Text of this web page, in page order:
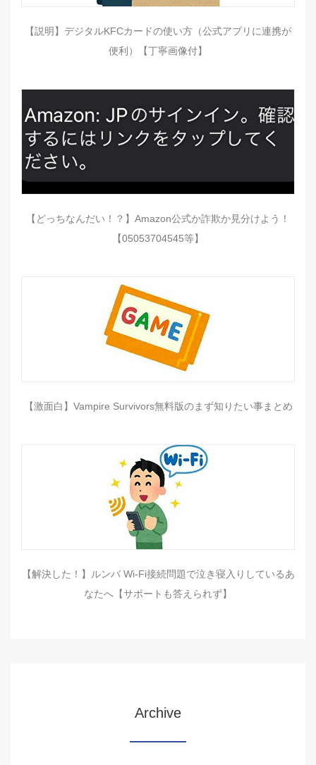
【説明】デジタルKFCカードの使い方（公式アプリに連携が
便利）【丁寧画像付】
【どっちなんだい！？】Amazon公式か詐欺か見分けよう！
【05053704545等】
【激面白】Vampire Survivors無料版のまず知りたい事まとめ
【解決した！】ルンバ Wi-Fi接続問題で泣き寝入りしているあ
なたへ【サポートも答えられず】
Archive